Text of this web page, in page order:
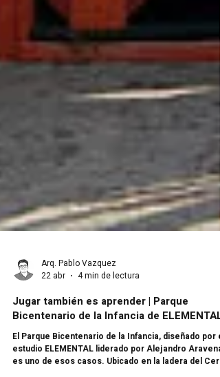
Arq. Pablo Vazquez
Jugar también es aprender | Parque
Bicentenario de la Infancia de ELEMENTAL